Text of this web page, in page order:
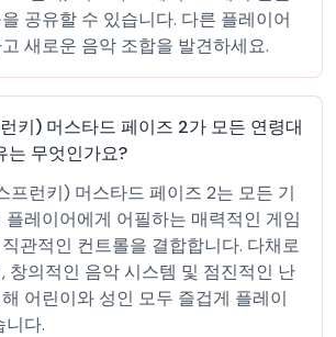
공유할 수 있습니다. 다른 플레이어
새로운 음악 조합을 발견하세요.
키) 머스타드 페이즈 2가 모든 연령대
는 무엇인가요?
프런키) 머스타드 페이즈 2는 모든 기
플레이어에게 어필하는 매력적인 게임
관적인 컨트롤을 결합합니다. 다채로
창의적인 음악 시스템 및 점진적인 난
어린이와 성인 모두 즐겁게 플레이
니다.